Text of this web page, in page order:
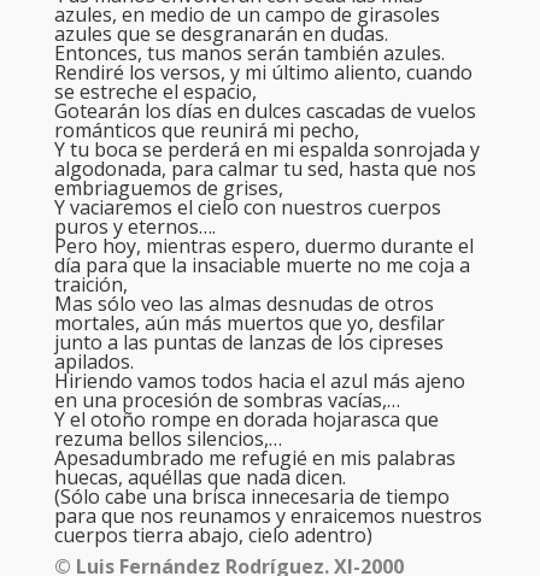
azules, en medio de un campo de girasoles
azules que se desgranarán en dudas.
Entonces, tus manos serán también azules.
Rendiré los versos, y mi último aliento, cuando
se estreche el espacio,
Gotearán los días en dulces cascadas de vuelos
románticos que reunirá mi pecho,
Y tu boca se perderá en mi espalda sonrojada y
algodonada, para calmar tu sed, hasta que nos
embriaguemos de grises,
Y vaciaremos el cielo con nuestros cuerpos
puros y eternos….
Pero hoy, mientras espero, duermo durante el
día para que la insaciable muerte no me coja a
traición,
Mas sólo veo las almas desnudas de otros
mortales, aún más muertos que yo, desfilar
junto a las puntas de lanzas de los cipreses
apilados.
Hiriendo vamos todos hacia el azul más ajeno
en una procesión de sombras vacías,…
Y el otoño rompe en dorada hojarasca que
rezuma bellos silencios,…
Apesadumbrado me refugié en mis palabras
huecas, aquéllas que nada dicen.
(Sólo cabe una brisca innecesaria de tiempo
para que nos reunamos y enraicemos nuestros
cuerpos tierra abajo, cielo adentro)
© Luis Fernández Rodríguez. XI-2000